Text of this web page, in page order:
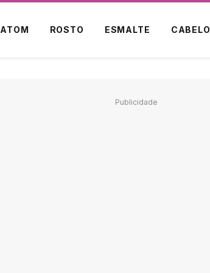
ROSTO ESMALTE CABELO
Publicidade